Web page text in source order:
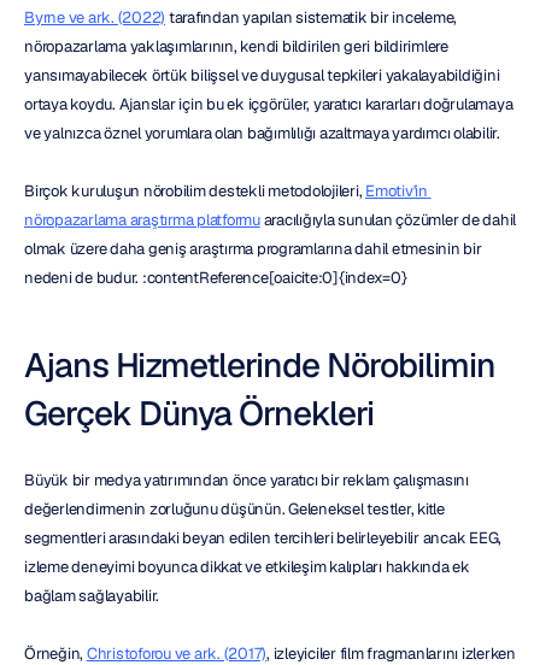
Byrne ve ark. (2022) tarafından yapılan sistematik bir inceleme,
nöropazarlama yaklaşımlarının, kendi bildirilen geri bildirimlere
yansımayabilecek örtük bilişsel ve duygusal tepkileri yakalayabildiğini
ortaya koydu. Ajanslar için bu ek içgörüler, yaratıcı kararları doğrulamaya
ve yalnızca öznel yorumlara olan bağımlılığı azaltmaya yardımcı olabilir.
Birçok kuruluşun nörobilim destekli metodolojileri, Emotiv'in
nöropazarlama araştırma platformu aracılığıyla sunulan çözümler de dahil
olmak üzere daha geniş araştırma programlarına dahil etmesinin bir
nedeni de budur. :contentReference[oaicite:0]{index=0}
Ajans Hizmetlerinde Nörobilimin
Gerçek Dünya Örnekleri
Büyük bir medya yatırımından önce yaratıcı bir reklam çalışmasını
değerlendirmenin zorluğunu düşünün. Geleneksel testler, kitle
segmentleri arasındaki beyan edilen tercihleri belirleyebilir ancak EEG,
izleme deneyimi boyunca dikkat ve etkileşim kalıpları hakkında ek
bağlam sağlayabilir.
Örneğin, Christoforou ve ark. (2017), izleyiciler film fragmanlarını izlerken